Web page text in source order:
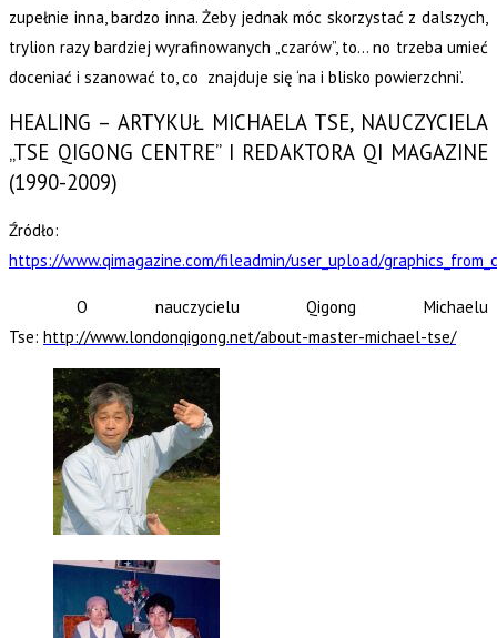
zupełnie inna, bardzo inna. Żeby jednak móc skorzystać z dalszych,
trylion razy bardziej wyrafinowanych „czarów”, to… no trzeba umieć
doceniać i szanować to, co znajduje się ‘na i blisko powierzchni’.
HEALING – ARTYKUŁ MICHAELA TSE, NAUCZYCIELA
„TSE QIGONG CENTRE” I REDAKTORA QI MAGAZINE
(1990-2009)
Źródło:
https://www.qimagazine.com/fileadmin/user_upload/
O nauczycielu Qigong Michaelu
Tse: http://www.londonqigong.net/about-master-michael-tse/